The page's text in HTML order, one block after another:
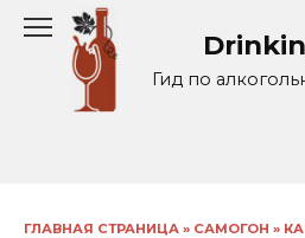
Перейти
содержанию
Гид по
ГЛАВНАЯ СТРАНИЦА » САМОГОН »